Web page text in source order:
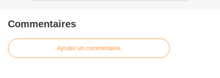
Commentaires
Ajouter un commentaire